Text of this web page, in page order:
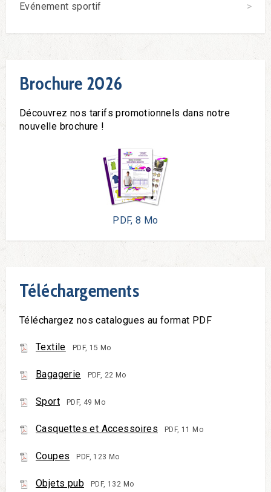
Evénement sportif
Brochure 2026
Découvrez nos tarifs promotionnels dans notre
nouvelle brochure !
PDF, 8 Mo
Téléchargements
Téléchargez nos catalogues au format PDF
Textile PDF, 15 Mo
Bagagerie PDF, 22 Mo
Sport PDF, 49 Mo
Casquettes et Accessoires PDF, 11 Mo
Coupes PDF, 123 Mo
Objets pub PDF, 132 Mo